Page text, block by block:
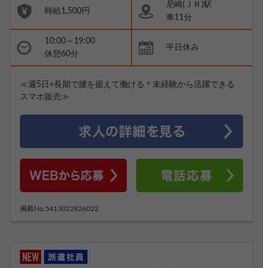
時給1,500円
尼崎(ＪＲ)駅
車11分
10:00～19:00
休憩60分
平日休み
≪週5日×長期で腰を据えて働ける＊未経験から活躍できる
スマホ販売≫
掲載No.5413022826022